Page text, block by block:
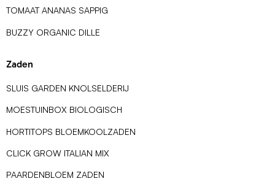
TOMAAT ANANAS SAPPIG
BUZZY ORGANIC DILLE
Zaden
SLUIS GARDEN KNOLSELDERIJ
MOESTUINBOX BIOLOGISCH
HORTITOPS BLOEMKOOLZADEN
CLICK GROW ITALIAN MIX
PAARDENBLOEM ZADEN